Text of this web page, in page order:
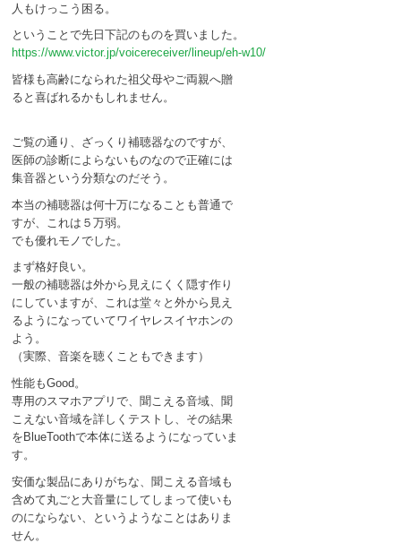
人もけっこう困る。
ということで先日下記のものを買いました。
https://www.victor.jp/voicereceiver/lineup/eh-w10/
皆様も高齢になられた祖父母やご両親へ贈
ると喜ばれるかもしれません。
ご覧の通り、ざっくり補聴器なのですが、
医師の診断によらないものなので正確には
集音器という分類なのだそう。
本当の補聴器は何十万になることも普通で
すが、これは５万弱。
でも優れモノでした。
まず格好良い。
一般の補聴器は外から見えにくく隠す作り
にしていますが、これは堂々と外から見え
るようになっていてワイヤレスイヤホンの
よう。
（実際、音楽を聴くこともできます）
性能もGood。
専用のスマホアプリで、聞こえる音域、聞
こえない音域を詳しくテストし、その結果
をBlueToothで本体に送るようになっていま
す。
安価な製品にありがちな、聞こえる音域も
含めて丸ごと大音量にしてしまって使いも
のにならない、というようなことはありま
せん。